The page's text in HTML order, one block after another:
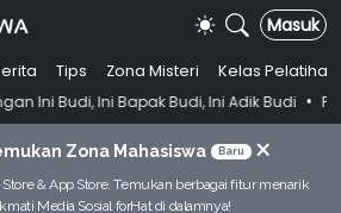
Masuk
Tips Zona Misteri
Kelas Pelatihan
Bapak Budi, Ini Adik Budi • Punya Tujuan
Zona Mahasiswa Baru ×
& App Store. Temukan berbagai fitur menarik
Media Sosial forHat di dalamnya!